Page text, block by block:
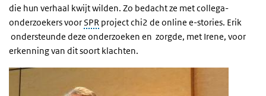
die hun verhaal kwijt wilden. Zo bedacht ze met collega-
onderzoekers voorSPR project chi2 de online e-stories. Erik
ondersteunde deze onderzoeken en zorgde, met Irene, voor
erkenning van dit soort klachten.